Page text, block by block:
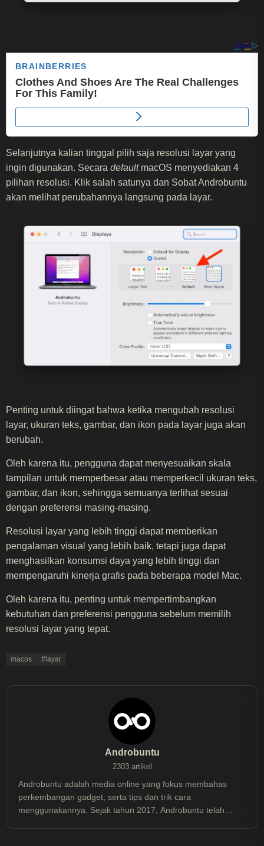
Selanjutnya kalian tinggal pilih saja resolusi layar yang
ingin digunakan. Secara defaultmacOS menyediakan 4
pilihan resolusi. Klik salah satunya dan Sobat Androbuntu
akan melihat perubahannya langsung pada layar.
Penting untuk diingat bahwa ketika mengubah resolusi
layar, ukuran teks, gambar, dan ikon pada layar juga akan
berubah.
Oleh karena itu, pengguna dapat menyesuaikan skala
tampilan untuk memperbesar atau memperkecil ukuran teks,
gambar, dan ikon, sehingga semuanya terlihat sesuai
dengan preferensi masing-masing.
Resolusi layar yang lebih tinggi dapat memberikan
pengalaman visual yang lebih baik, tetapi juga dapat
menghasilkan konsumsi daya yang lebih tinggi dan
mempengaruhi kinerja grafis pada beberapa model Mac.
Oleh karena itu, penting untuk mempertimbangkan
kebutuhan dan preferensi pengguna sebelum memilih
resolusi layar yang tepat.
macos #layar
Androbuntu
2303 artikel
Androbuntu adalah media online yang fokus membahas
perkembangan gadget, serta tips dan trik cara
menggunakannya. Sejak tahun 2017, Androbuntu telah